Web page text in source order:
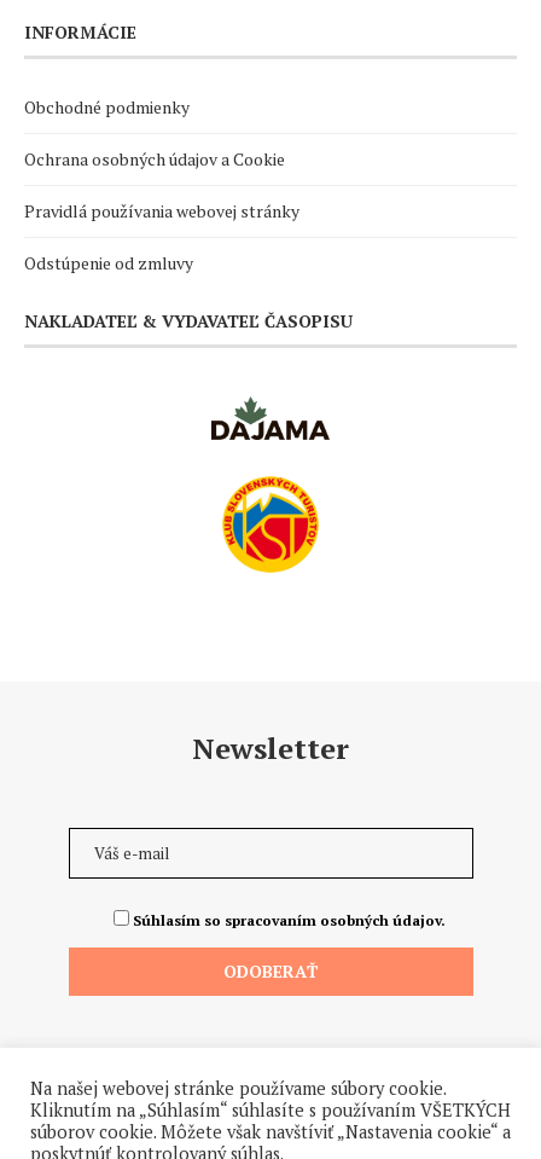
INFORMÁCIE
Obchodné podmienky
Ochrana osobných údajov a Cookie
Pravidlá používania webovej stránky
Odstúpenie od zmluvy
NAKLADATEĽ & VYDAVATEĽ ČASOPISU
Newsletter
Súhlasím so spracovaním osobných údajov.
Na našej webovej stránke používame súbory cookie.
Kliknutím na „Súhlasím“ súhlasíte s používaním VŠETKÝCH
súborov cookie. Môžete však navštíviť „Nastavenia cookie“ a
poskytnúť kontrolovaný súhlas.